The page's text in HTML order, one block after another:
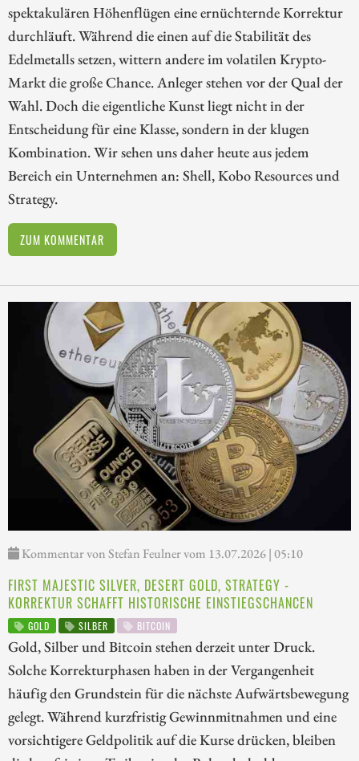
spektakulären Höhenflügen eine ernüchternde Korrektur
durchläuft. Während die einen auf die Stabilität des
Edelmetalls setzen, wittern andere im volatilen Krypto-
Markt die große Chance. Anleger stehen vor der Qual der
Wahl. Doch die eigentliche Kunst liegt nicht in der
Entscheidung für eine Klasse, sondern in der klugen
Kombination. Wir sehen uns daher heute aus jedem
Bereich ein Unternehmen an: Shell, Kobo Resources und
Strategy.
ZUM KOMMENTAR
Kommentar von Stefan Feulner vom 13.07.2026 | 05:10
FIRST MAJESTIC SILVER, DESERT GOLD, STRATEGY -
KORREKTUR SCHAFFT HISTORISCHE EINSTIEGSCHANCEN
GOLD SILBER BITCOIN
Gold, Silber und Bitcoin stehen derzeit unter Druck.
Solche Korrekturphasen haben in der Vergangenheit
häufig den Grundstein für die nächste Aufwärtsbewegung
gelegt. Während kurzfristig Gewinnmitnahmen und eine
vorsichtigere Geldpolitik auf die Kurse drücken, bleiben